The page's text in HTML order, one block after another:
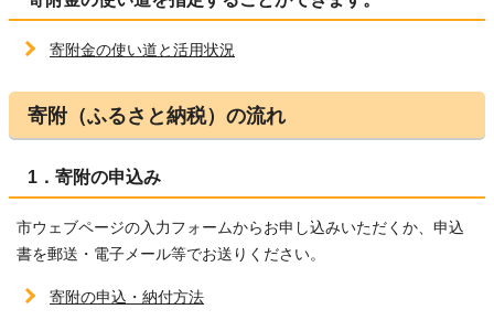
寄附金の使い道と活用状況
寄附（ふるさと納税）の流れ
1．寄附の申込み
市ウェブページの入力フォームからお申し込みいただくか、申込
書を郵送・電子メール等でお送りください。
寄附の申込・納付方法